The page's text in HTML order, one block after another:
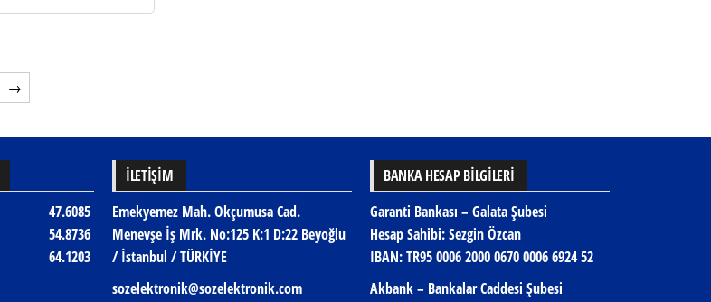
→
47.6085
54.8736
64.1203
İLETIŞIM
Emekyemez Mah. Okçumusa Cad.
Menevşe İş Mrk. No:125 K:1 D:22 Beyoğlu
/ İstanbul / TÜRKİYE
sozelektronik@sozelektronik.com
BANKA HESAP BİLGİLERİ
Garanti Bankası – Galata Şubesi
Hesap Sahibi: Sezgin Özcan
IBAN:TR95 0006 2000 0670 0006 6924 52
Akbank – Bankalar Caddesi Şubesi